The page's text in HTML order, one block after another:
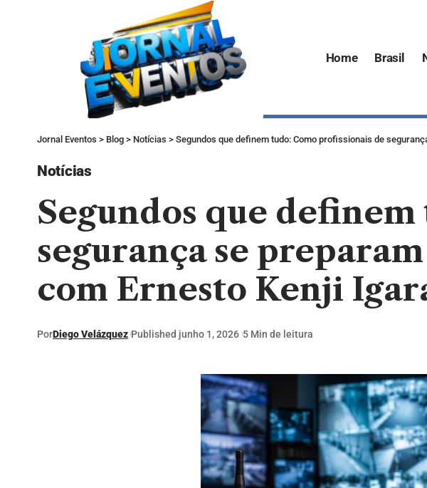
Home Brasil
Jornal Eventos > Blog > Notícias > Segundos que definem tudo: Como profissionais de
Notícias
Segundos que
segurança se
com Ernesto Kenji
PorDiego Velázquez Published junho 1, 2026 5 Min de leitura